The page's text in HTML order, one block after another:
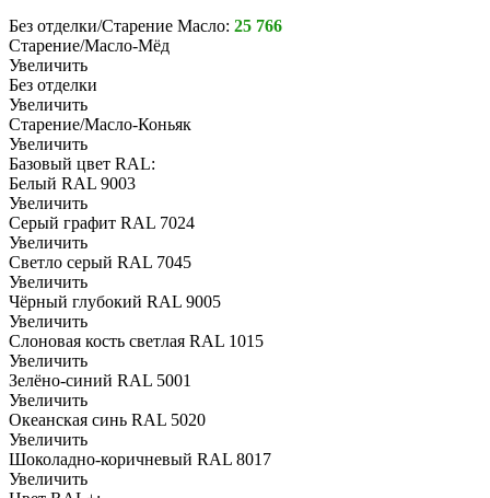
Без отделки/Старение Масло: 25 766
Старение/Масло-Мёд
Увеличить
Без отделки
Увеличить
Старение/Масло-Коньяк
Увеличить
Базовый цвет RAL:
Белый RAL 9003
Увеличить
Серый графит RAL 7024
Увеличить
Светло серый RAL 7045
Увеличить
Чёрный глубокий RAL 9005
Увеличить
Слоновая кость светлая RAL 1015
Увеличить
Зелёно-синий RAL 5001
Увеличить
Океанская синь RAL 5020
Увеличить
Шоколадно-коричневый RAL 8017
Увеличить